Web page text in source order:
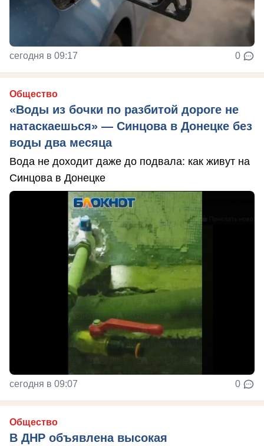
сегодня в 09:17 0
Общество
«Воды из бочки по разбитой дороге не
натаскаешься» — Синцова в Донецке без
воды два месяца
Вода не доходит даже до подвала: как живут на
Синцова в Донецке
сегодня в 09:07 0
Общество
В ДНР объявлена высокая